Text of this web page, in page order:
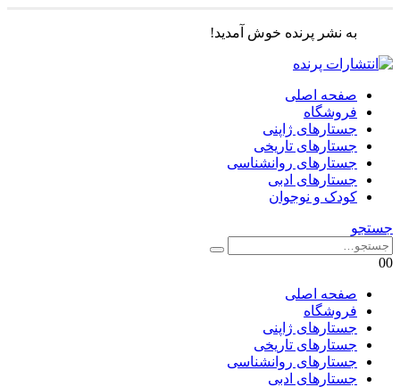
به نشر پرنده خوش آمدید!
صفحه اصلی
فروشگاه
جستارهای ژاپنی
جستارهای تاریخی
جستارهای روانشناسی
جستارهای ادبی
کودک و نوجوان
جستجو
00
صفحه اصلی
فروشگاه
جستارهای ژاپنی
جستارهای تاریخی
جستارهای روانشناسی
جستارهای ادبی